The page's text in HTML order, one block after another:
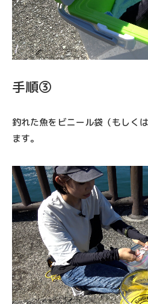
GOODシ
How to
NEWS & TOPICS
PRIVACY
TERMS OF
手順③
釣れた魚をビニール袋（もしく
ます。